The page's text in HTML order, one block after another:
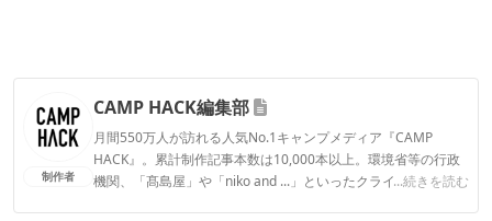
制作者
CAMP HACK編集部
月間550万人が訪れる人気No.1キャンプメディア『CAMP
HACK』。累計制作記事本数は10,000本以上。環境省等の行政
機関、「髙島屋」や「niko and ...」といったクライアントとの
...続きを読む